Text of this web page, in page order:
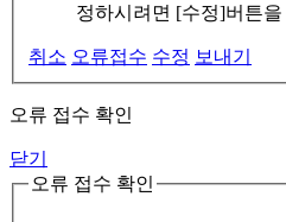
정하시려면 [수정]버튼
취소 오류접수 수정 보내기
오류 접수 확인
닫기
오류 접수 확인